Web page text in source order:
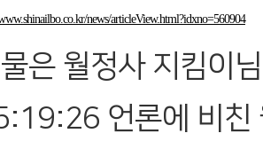
news/articleView.html?idxno=560904
은 월정사 지킴이
언론에 비친